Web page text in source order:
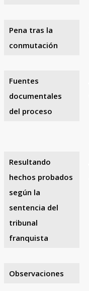
Pena tras la
conmutación
Fuentes
documentales
del proceso
Resultando
hechos probados
según la
sentencia del
tribunal
franquista
Observaciones